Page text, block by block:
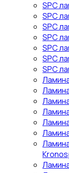
SPC
SPC
SPC
SPC
SPC
SPC
SPC